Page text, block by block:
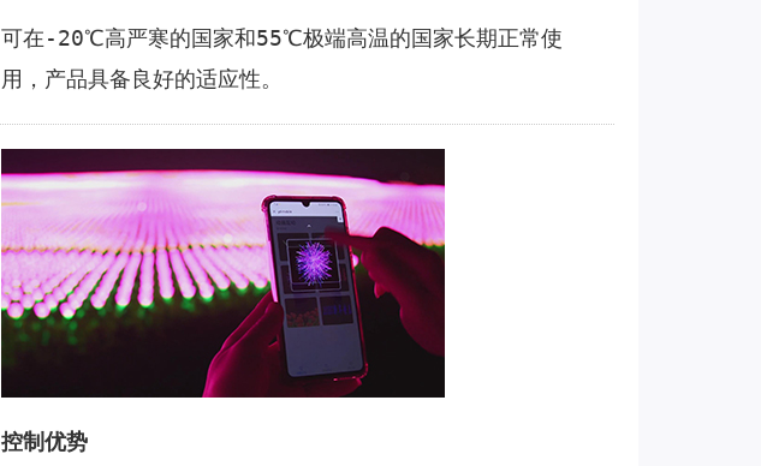
可在-20℃高严寒的国家和55℃极端高温的国家长期正常使
用，产品具备良好的适应性。
控制优势